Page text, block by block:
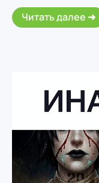
Читать далее